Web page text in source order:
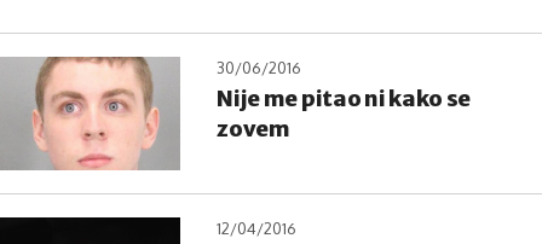
30/06/2016
Nije me pitao ni kako se
zovem
12/04/2016